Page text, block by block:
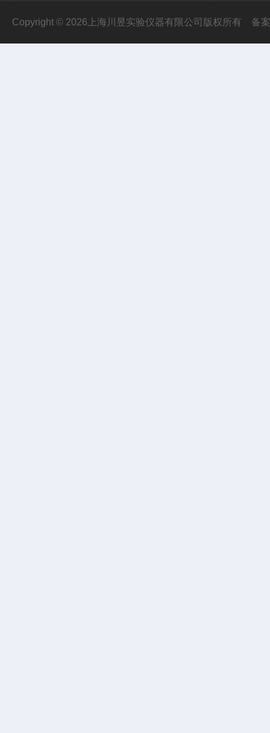
Copyright © 2026上海川昱实验仪器有限公司版权所有 备